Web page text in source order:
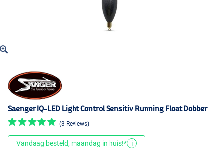
Saenger IQ-LED Light Control Sensitiv Running Float Dobber
(3 Reviews)
Vandaag besteld, maandag in huis!* i